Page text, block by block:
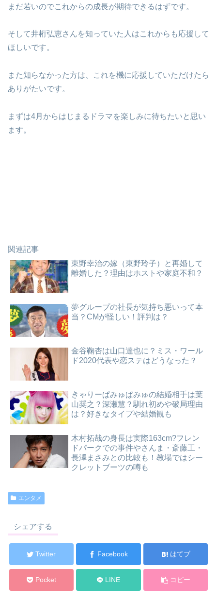
まだ若いのでこれからの成長が期待できるはずです。
そして井桁弘恵さんを知っていた人はこれからも応援して
ほしいです。
また知らなかった方は、これを機に応援していただけたら
ありがたいです。
まずは4月からはじまるドラマを楽しみに待ちたいと思い
ます。
関連記事
東野幸治の嫁（東野玲子）と再婚して
離婚した？理由はホストや家庭不和？
夢グループの社長が気持ち悪いって本
当？CMが怪しい！評判は？
金谷鞠杏は山口達也に？ミス・ワール
ド2020代表や恋ステはどうなった？
きゃりーぱみゅぱみゅの結婚相手は葉
山奨之？深瀬慧？馴れ初めや破局理由
は？好きなタイプや結婚観も
木村拓哉の身長は実際163cm?フレン
ドパークでの事件やさんま・斎藤工・
長澤まさみとの比較も！教場ではシー
クレットブーツの噂も
エンタメ
シェアする
Twitter Facebook はてブ
Pocket LINE コピー